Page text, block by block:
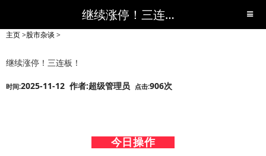
继续涨停！三连板！-股市杂谈-短线黑马,短线股票,短线炒股,实战,荐股,操盘,超级短线,令人叹为观止的短线炒股!-超级短线
主页>股市杂谈 >
继续涨停！三连板！
时间:2025-11-12 作者:超级管理员 点击:906次
今日操作